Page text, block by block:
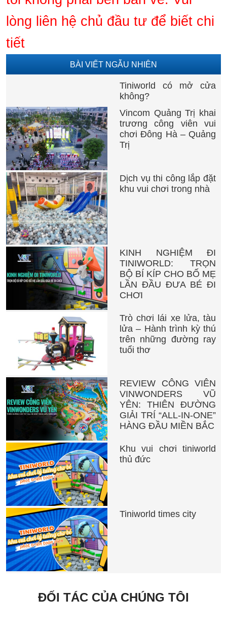
lòng liên hệ chủ đầu tư để biết chi
tiết
BÀI VIẾT NGẪU NHIÊN
Tiniworld có mở cửa
không?
Vincom Quảng Trị khai
trương công viên vui
chơi Đông Hà – Quảng
Trị
Dịch vụ thi công lắp đặt
khu vui chơi trong nhà
KINH NGHIỆM ĐI
TINIWORLD: TRỌN
BỘ BÍ KÍP CHO BỐ MẸ
LẦN ĐẦU ĐƯA BÉ ĐI
CHƠI
Trò chơi lái xe lửa, tàu
lửa – Hành trình kỳ thú
trên những đường ray
tuổi thơ
REVIEW CÔNG VIÊN
VINWONDERS VŨ
YÊN: THIÊN ĐƯỜNG
GIẢI TRÍ “ALL-IN-ONE”
HÀNG ĐẦU MIỀN BẮC
Khu vui chơi tiniworld
thủ đức
Tiniworld times city
ĐỐI TÁC CỦA CHÚNG TÔI